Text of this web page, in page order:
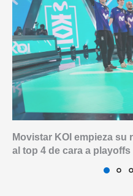
Movistar KOI empieza su
al top 4 de cara a playoffs